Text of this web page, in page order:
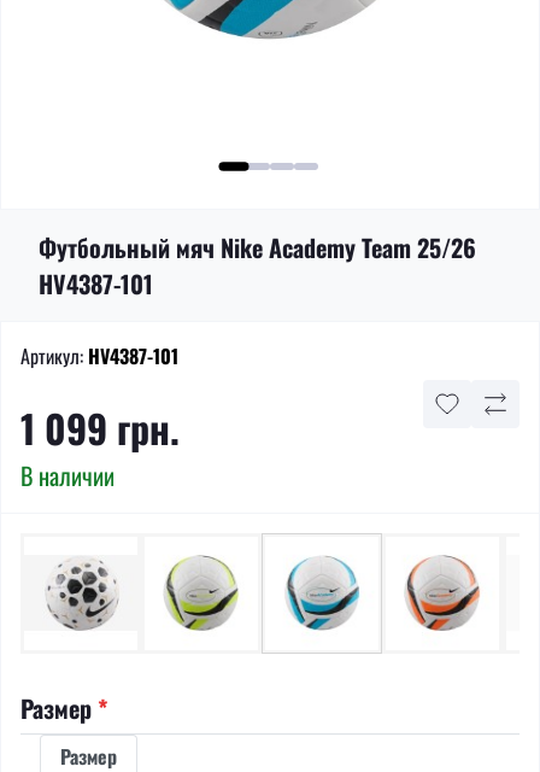
Футбольный мяч Nike Academy Team 25/26
HV4387-101
Артикул: HV4387-101
1 099 грн.
В наличии
Размер *
Размер